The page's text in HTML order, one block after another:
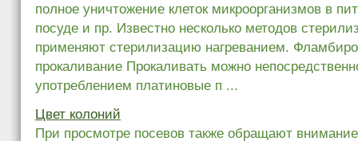
полное уничтожение клеток микроорганизмов в
посуде и пр. Известно несколько методов
применяют стерилизацию нагреванием.
прокаливание Прокаливать можно
употреблением платиновые п ...
Цвет колоний
При просмотре посевов также обращают